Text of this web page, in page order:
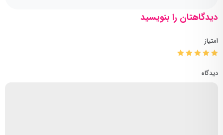
دیدگاهتان را بنویسید
امتیاز
دیدگاه